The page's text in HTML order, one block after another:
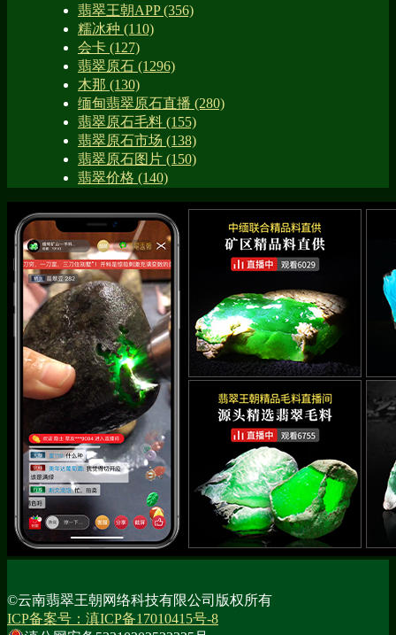
翡翠王朝APP(356)
糯冰种 (110)
会卡 (127)
翡翠原石 (1296)
木那 (130)
缅甸翡翠原石直播 (280)
翡翠原石毛料 (155)
翡翠原石市场 (138)
翡翠原石图片 (150)
翡翠价格 (140)
©云南翡翠王朝网络科技有限公司版权所有
ICP备案号：滇ICP备17010415号-8